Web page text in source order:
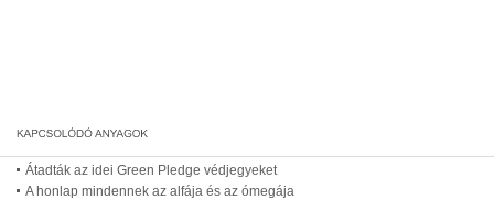
Átadták az idei Green Pledge védjegyeket
A honlap mindennek az alfája és az ómegája